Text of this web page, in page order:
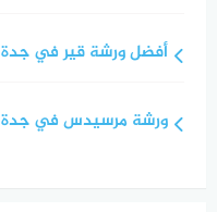
أفضل ورشة قير في جدة
ورشة مرسيدس في جدة